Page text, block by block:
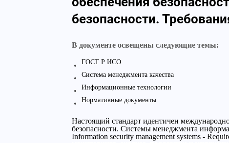
безопасности.
В документе освещены следующие темы:
ГОСТ Р ИСО
Система менеджмента качества
Информационные технологии
Нормативные документы
Настоящий стандарт идентичен
безопасности. Системы менеджмента
Information security management systems -